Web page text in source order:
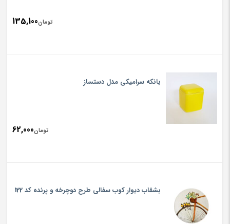
تومان135,100
بانکه سرامیکی مدل دستساز
تومان62,000
بشقاب دیوار کوب سفالی طرح دوچرخه و پرنده کد 122